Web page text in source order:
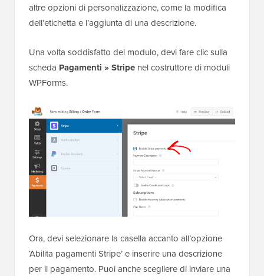
altre opzioni di personalizzazione, come la modifica
dell’etichetta e l’aggiunta di una descrizione.
Una volta soddisfatto del modulo, devi fare clic sulla
scheda Pagamenti » Stripe nel costruttore di moduli
WPForms.
Ora, devi selezionare la casella accanto all’opzione
‘Abilita pagamenti Stripe’ e inserire una descrizione
per il pagamento. Puoi anche scegliere di inviare una